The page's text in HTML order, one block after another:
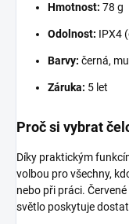
Hmotnost: 78 g
Odolnost: IPX4
Barvy: černá,
Záruka: 5 let
Proč si vybrat
Díky praktickým
volbou pro všechny,
nebo při práci.
světlo poskytuje